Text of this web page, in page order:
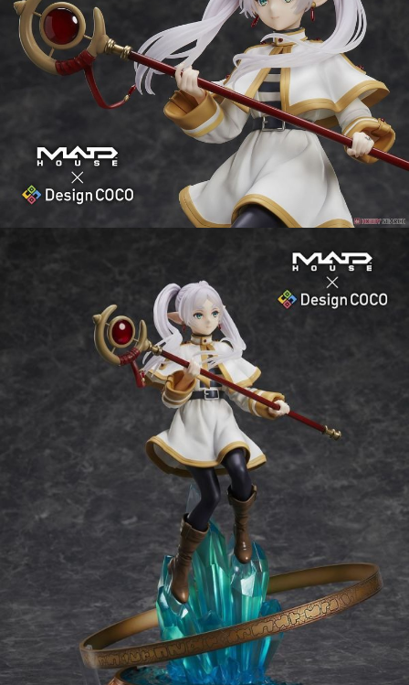
NT$65/pesanan | Penghantaran percuma untuk pesanan
NT$1,300 atau lebih
宅配-木棉花樂園專用
NT$100/pesanan | Penghantaran percuma untuk pesanan
NT$1,300 atau lebih
宅配-離島(澎湖/金門/馬祖)-木棉花樂園專用
NT$220/pesanan
黑貓宅配-貨到付款
NT$150/pesanan